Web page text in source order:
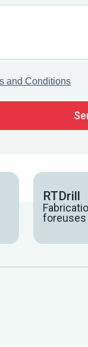
and Conditions
RTDrill
foreuses